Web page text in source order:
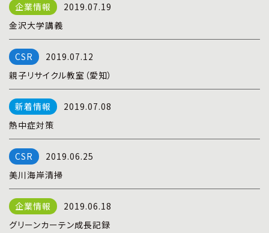
2019.07.19
金沢大学講義
2019.07.12
親子リサイクル教室（愛知）
2019.07.08
熱中症対策
2019.06.25
美川海岸清掃
2019.06.18
グリーンカーテン成長記録